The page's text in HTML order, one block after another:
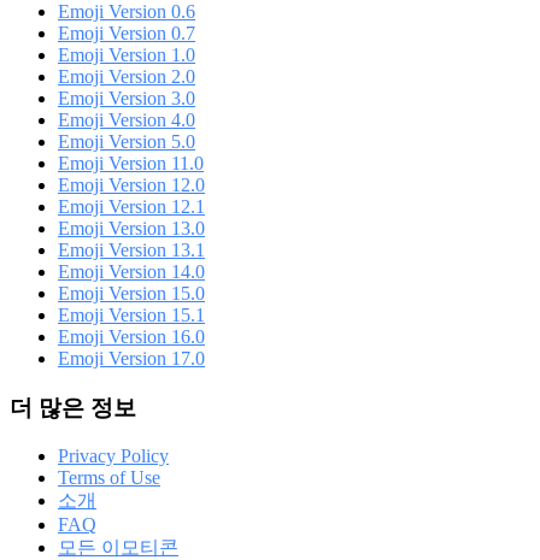
Emoji Version 0.6
Emoji Version 0.7
Emoji Version 1.0
Emoji Version 2.0
Emoji Version 3.0
Emoji Version 4.0
Emoji Version 5.0
Emoji Version 11.0
Emoji Version 12.0
Emoji Version 12.1
Emoji Version 13.0
Emoji Version 13.1
Emoji Version 14.0
Emoji Version 15.0
Emoji Version 15.1
Emoji Version 16.0
Emoji Version 17.0
더 많은 정보
Privacy Policy
Terms of Use
소개
FAQ
모든 이모티콘